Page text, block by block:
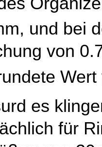
und bei
von
es
für